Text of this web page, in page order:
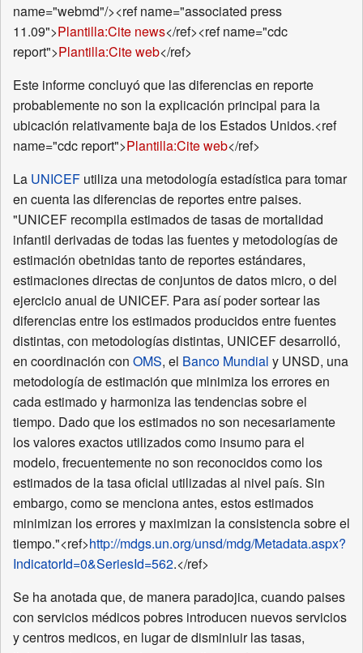
name="webmd"/><ref name="associated press
11.09">Plantilla:Cite news</ref><ref name="cdc
report">Plantilla:Cite web</ref>
Este informe concluyó que las diferencias en reporte
probablemente no son la explicación principal para la
ubicación relativamente baja de los Estados Unidos.<ref
name="cdc report">Plantilla:Cite web</ref>
La UNICEF utiliza una metodología estadística para tomar
en cuenta las diferencias de reportes entre paises.
"UNICEF recompila estimados de tasas de mortalidad
infantil derivadas de todas las fuentes y metodologías de
estimación obetnidas tanto de reportes estándares,
estimaciones directas de conjuntos de datos micro, o del
ejercicio anual de UNICEF. Para así poder sortear las
diferencias entre los estimados producidos entre fuentes
distintas, con metodologías distintas, UNICEF desarrolló,
en coordinación con OMS, el Banco Mundial y UNSD, una
metodología de estimación que minimiza los errores en
cada estimado y harmoniza las tendencias sobre el
tiempo. Dado que los estimados no son necesariamente
los valores exactos utilizados como insumo para el
modelo, frecuentemente no son reconocidos como los
estimados de la tasa oficial utilizadas al nivel país. Sin
embargo, como se menciona antes, estos estimados
minimizan los errores y maximizan la consistencia sobre el
tiempo."<ref>http://mdgs.un.org/unsd/mdg/Metadata.aspx?
IndicatorId=0&SeriesId=562.</ref>
Se ha anotada que, de manera paradojica, cuando paises
con servicios médicos pobres introducen nuevos servicios
y centros medicos, en lugar de disminiuir las tasas,